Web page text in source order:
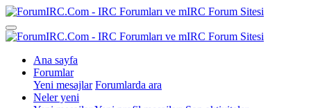
Ana sayfa
Forumlar
Yeni mesajlar Forumlarda ara
Neler yeni